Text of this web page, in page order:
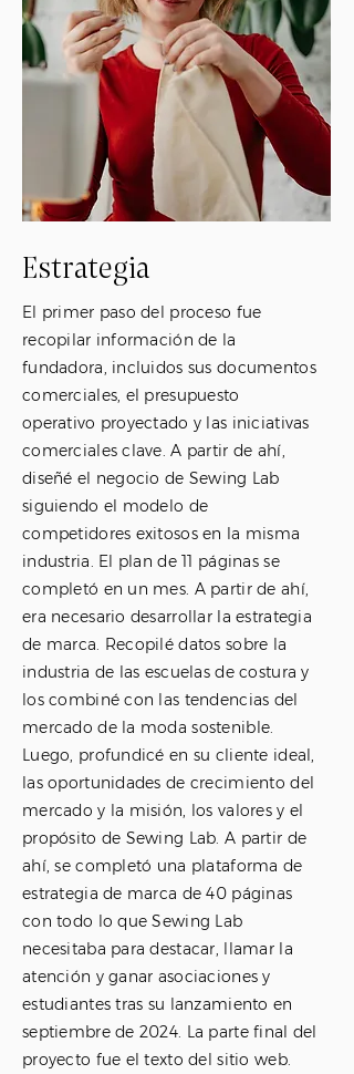
Estrategia
El primer paso del proceso fue
recopilar información de la
fundadora, incluidos sus documentos
comerciales, el presupuesto
operativo proyectado y las iniciativas
comerciales clave. A partir de ahí,
diseñé el negocio de Sewing Lab
siguiendo el modelo de
competidores exitosos en la misma
industria. El plan de 11 páginas se
completó en un mes. A partir de ahí,
era necesario desarrollar la estrategia
de marca. Recopilé datos sobre la
industria de las escuelas de costura y
los combiné con las tendencias del
mercado de la moda sostenible.
Luego, profundicé en su cliente ideal,
las oportunidades de crecimiento del
mercado y la misión, los valores y el
propósito de Sewing Lab. A partir de
ahí, se completó una plataforma de
estrategia de marca de 40 páginas
con todo lo que Sewing Lab
necesitaba para destacar, llamar la
atención y ganar asociaciones y
estudiantes tras su lanzamiento en
septiembre de 2024. La parte final del
proyecto fue el texto del sitio web.